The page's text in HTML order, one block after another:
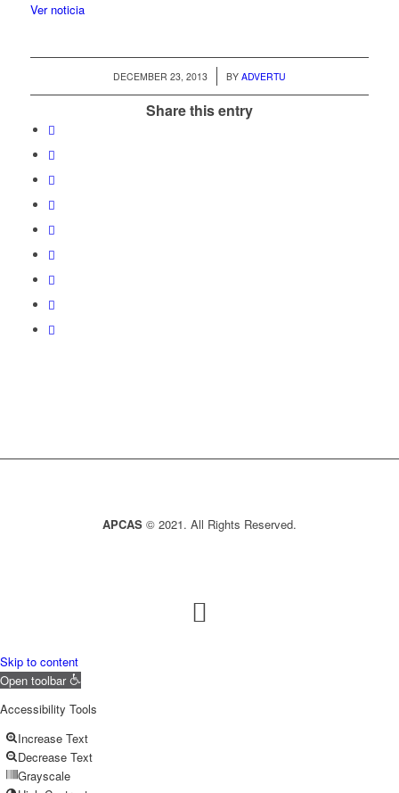
Ver noticia
DECEMBER 23, 2013
/ BY ADVERTU
Share this entry
APCAS © 2021. All Rights Reserved.
Skip to content
Open toolbar
Accessibility Tools
Increase Text
Decrease Text
Grayscale